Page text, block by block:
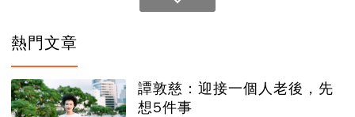
熱門文章
譚敦慈：迎接一個人老後，先
想5件事